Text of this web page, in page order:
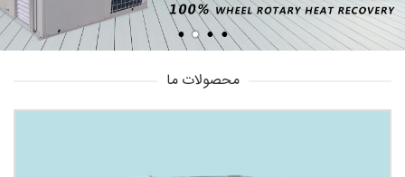
محصولات ما